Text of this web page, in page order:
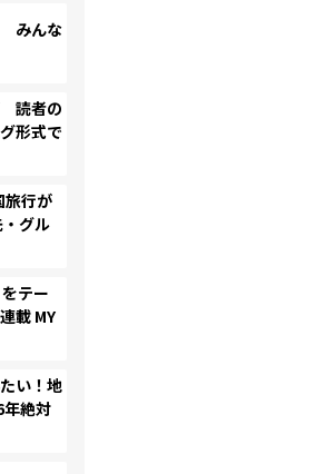
みんな
読者の
形式で
行が
グル
テー
載 MY
い！地
絶対